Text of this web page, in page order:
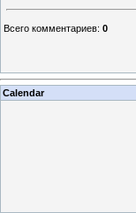
Всего комментариев: 0
Calendar